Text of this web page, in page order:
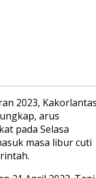
2023,
arus
pada Selasa
masa libur cuti